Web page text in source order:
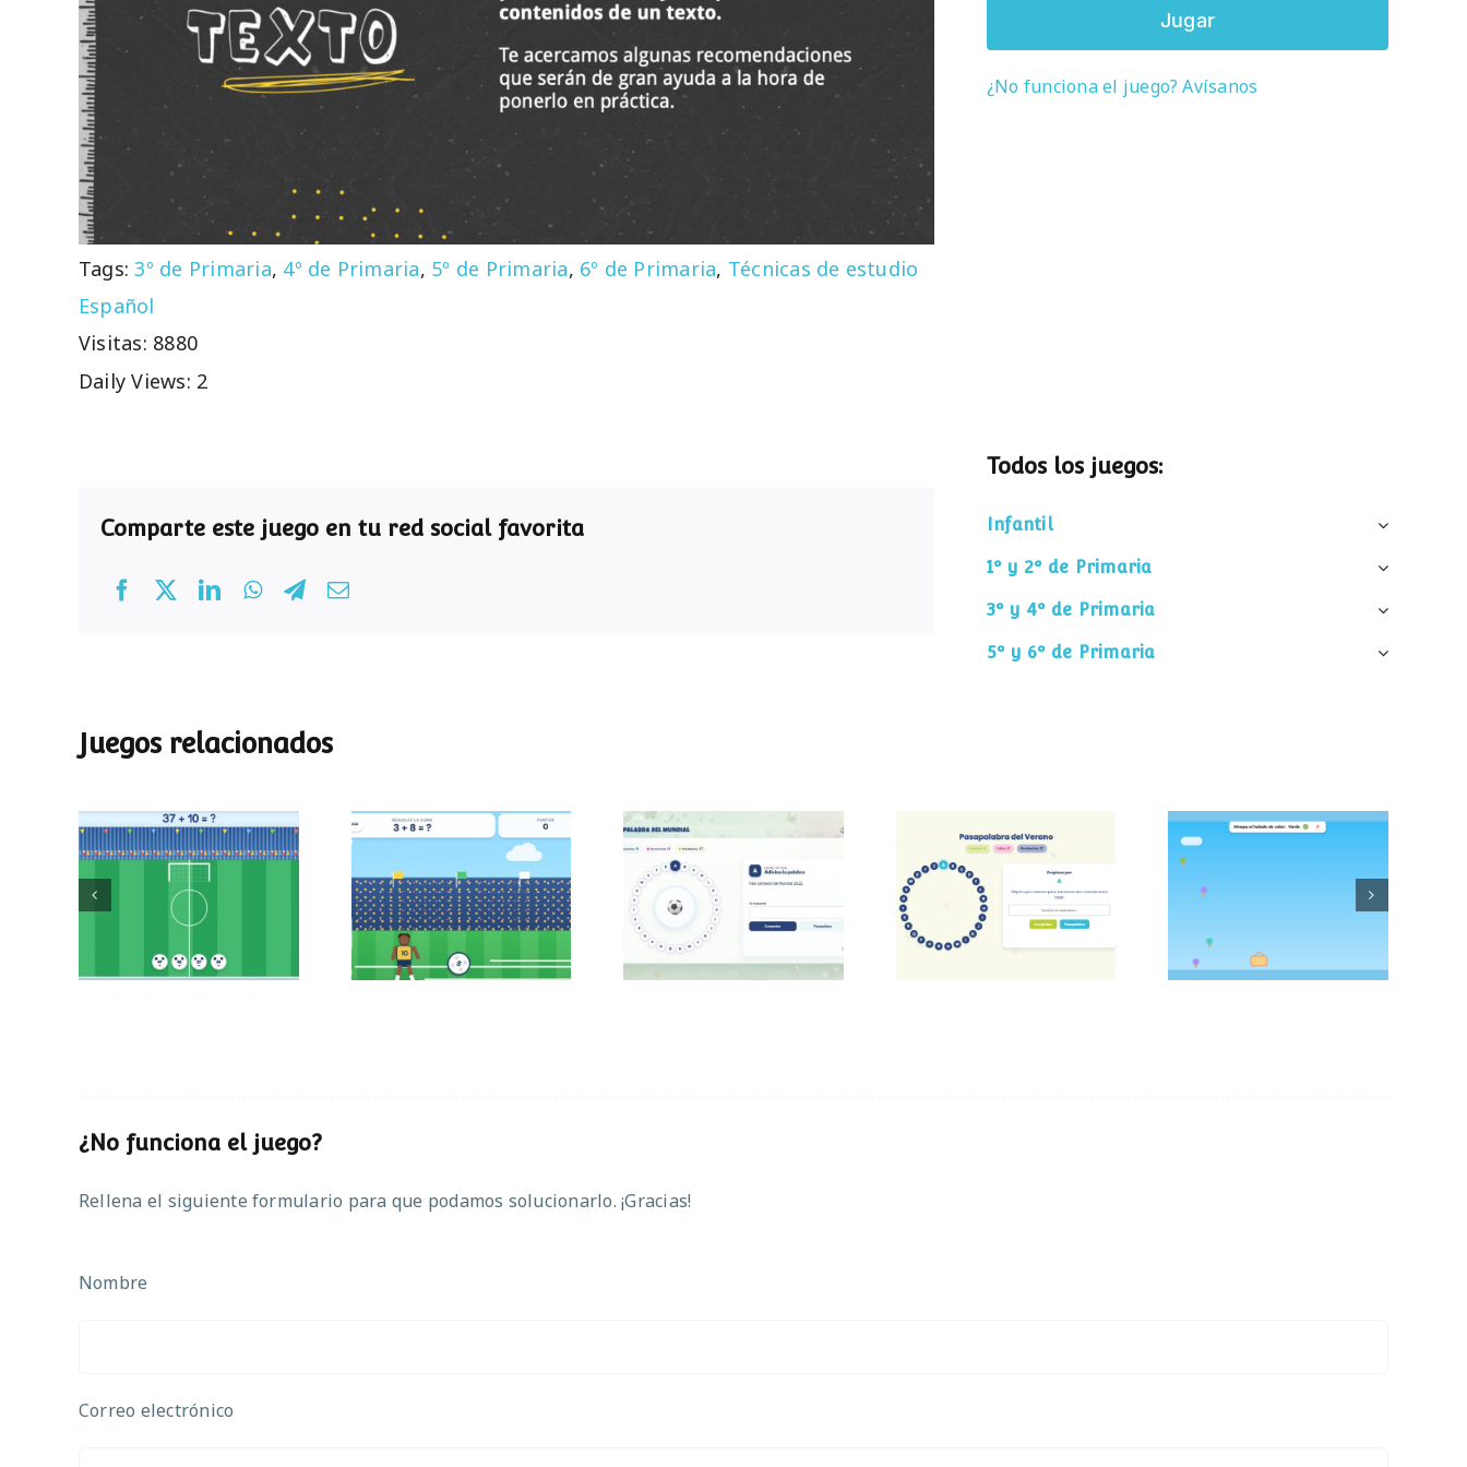
Tags:3º de Primaria, 4º de Primaria, 5º de Primaria, 6º de Primaria, Técnicas de estudio
Español
Visitas: 8880
Daily Views: 2
Jugar
¿No funciona el juego? Avísanos
Comparte este juego en tu red social favorita
Todos los juegos:
Infantil
1º y 2º de Primaria
3º y 4º de Primaria
5º y 6º de Primaria
Juegos relacionados
Mundial de
operaciones
Partido de sumas
Pasapalabra del
Mundial
Pasapalabra del
verano
Atrapa el helado
¿No funciona el juego?
Rellena el siguiente formulario para que podamos solucionarlo. ¡Gracias!
Nombre
Correo electrónico